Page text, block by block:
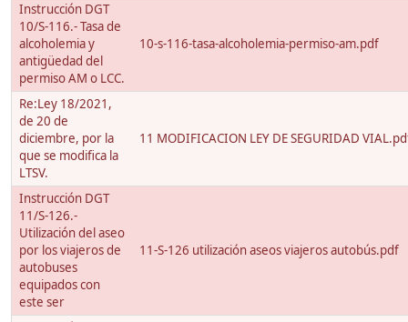
Instrucción DGT
10/S-116.- Tasa de
alcoholemia y
antigüedad del
permiso AM o LCC.
10-s-116-tasa-alcoholemia-permiso-am.pdf
Re:Ley 18/2021,
de 20 de
diciembre, por la
que se modifica la
LTSV.
11 MODIFICACION LEY DE SEGURIDAD
Instrucción DGT
11/S-126.-
Utilización del aseo
por los viajeros de
autobuses
equipados con
este ser
11-S-126 utilización aseos viajeros autobús.pdf